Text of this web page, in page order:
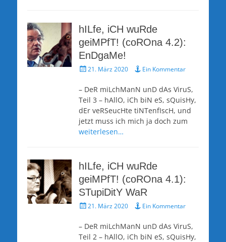
hILfe, iCH wuRde
geiMPfT! (coROna 4.2):
EnDgaMe!
Veröffentlicht
21. März 2020 Ein Kommentar
– DeR miLchManN unD dAs ViruS,
Teil 3 – hAllO, iCh biN eS, sQuisHy,
dEr veRSeucHte tiNTenfIscH, und
jetzt muss ich mich ja doch zum
weiterlesen…
hILfe, iCH wuRde
geiMPfT! (coROna 4.1):
STupiDitY WaR
Veröffentlicht
21. März 2020 Ein Kommentar
– DeR miLchManN unD dAs ViruS,
Teil 2 – hAllO, iCh biN eS, sQuisHy,